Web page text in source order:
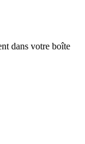
dans votre boîte